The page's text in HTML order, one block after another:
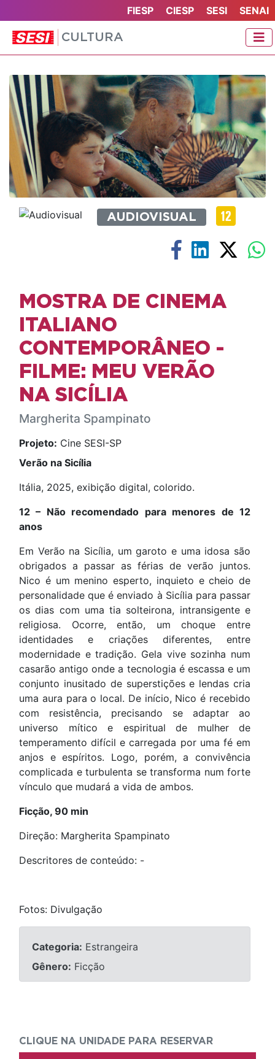
FIESP CIESP SESI SENAI
CULTURA
AUDIOVISUAL
MOSTRA DE CINEMA
ITALIANO
CONTEMPORÂNEO -
FILME: MEU VERÃO
NA SICÍLIA
Margherita Spampinato
Projeto: Cine SESI-SP
Verão na Sicília
Itália, 2025, exibição digital, colorido.
12 – Não recomendado para menores de 12
anos
Em Verão na Sicília, um garoto e uma idosa são
obrigados a passar as férias de verão juntos.
Nico é um menino esperto, inquieto e cheio de
personalidade que é enviado à Sicília para passar
os dias com uma tia solteirona, intransigente e
religiosa. Ocorre, então, um choque entre
identidades e criações diferentes, entre
modernidade e tradição. Gela vive sozinha num
casarão antigo onde a tecnologia é escassa e um
conjunto inusitado de superstições e lendas cria
uma aura para o local. De início, Nico é recebido
com resistência, precisando se adaptar ao
universo mítico e espiritual de mulher de
temperamento difícil e carregada por uma fé em
anjos e espíritos. Logo, porém, a convivência
complicada e turbulenta se transforma num forte
vínculo que mudará a vida de ambos.
Ficção, 90 min
Direção: Margherita Spampinato
Descritores de conteúdo: -
Fotos: Divulgação
Categoria: Estrangeira
Gênero: Ficção
CLIQUE NA UNIDADE PARA RESERVAR